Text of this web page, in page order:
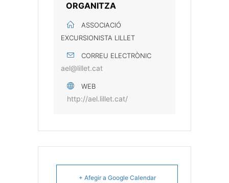
ORGANITZA
ASSOCIACIÓ
EXCURSIONISTA LILLET
CORREU ELECTRÒNIC
ael@lillet.cat
WEB
http://ael.lillet.cat/
+ Afegir a Google Calendar